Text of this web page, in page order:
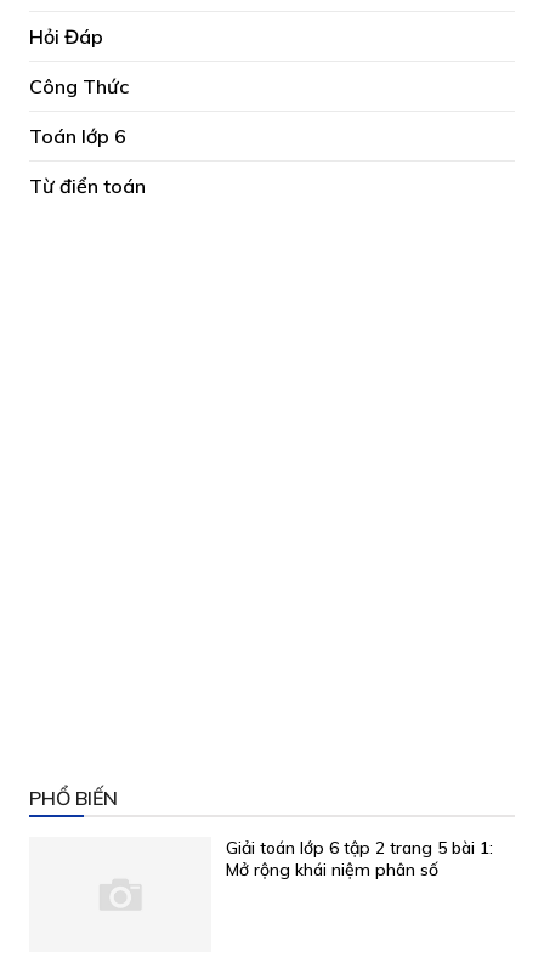
Hỏi Đáp
Công Thức
Toán lớp 6
Từ điển toán
PHỔ BIẾN
Giải toán lớp 6 tập 2 trang 5 bài 1:
Mở rộng khái niệm phân số